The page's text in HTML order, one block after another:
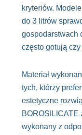
kryteriów.
do 3 litrów
gospodarstwach
często gotują
Materiał
tych, którzy
estetyczne
wykonany z